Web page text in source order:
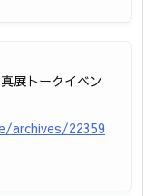
展トークイベン
archives/22359